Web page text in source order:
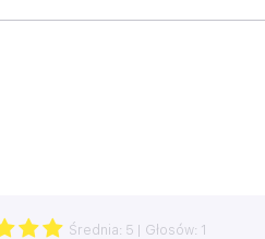
Średnia: 5 | Głosów: 1